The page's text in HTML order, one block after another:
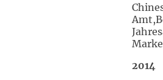
2014